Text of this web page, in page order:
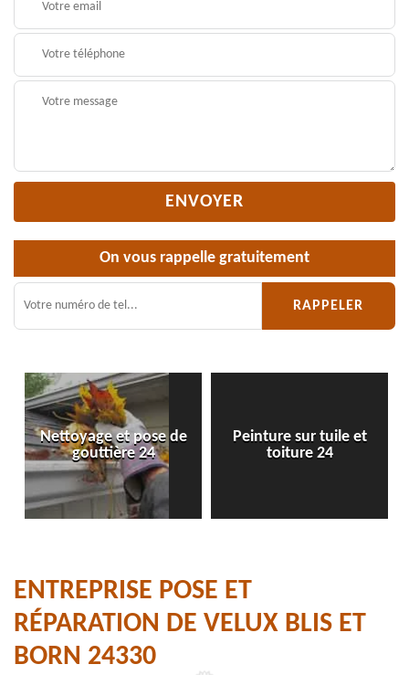
On vous rappelle gratuitement
Nettoyage et pose de
gouttière 24
Peinture sur tuile et
toiture 24
ENTREPRISE POSE ET
RÉPARATION DE VELUX BLIS ET
BORN 24330